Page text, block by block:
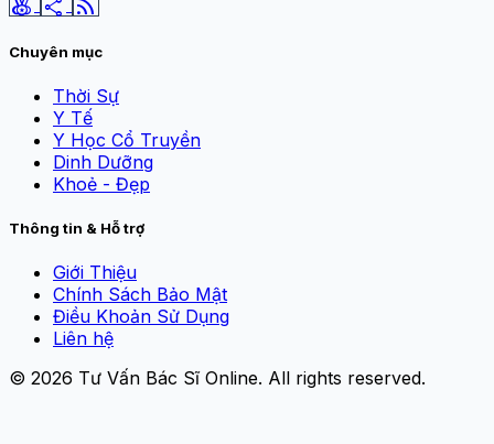
social_leaderboard share rss_feed
Chuyên mục
Thời Sự
Y Tế
Y Học Cổ Truyền
Dinh Dưỡng
Khoẻ - Đẹp
Thông tin & Hỗ trợ
Giới Thiệu
Chính Sách Bảo Mật
Điều Khoản Sử Dụng
Liên hệ
© 2026 Tư Vấn Bác Sĩ Online. All rights reserved.